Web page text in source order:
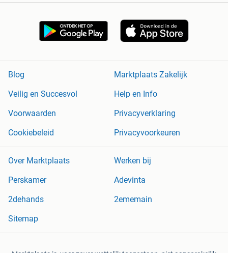
Blog
Marktplaats Zakelijk
Veilig en Succesvol
Help en Info
Voorwaarden
Privacyverklaring
Cookiebeleid
Privacyvoorkeuren
Over Marktplaats
Werken bij
Perskamer
Adevinta
2dehands
2ememain
Sitemap